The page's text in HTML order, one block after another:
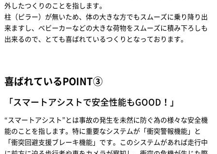
外したつくりのことを指します。
柱（ピラー）が無いため、体の大きな方でもスムーズに乗り降り出
来ますし、ベビーカーなどの大きな荷物をスムーズに積み下ろしも
出来るので、とても喜ばれているつくりとなっております。
喜ばれているPOINT③
「スマートアシストで安全性能もGOOD！」
“スマートアシスト”とは事故の発生を未然に防ぐ為の様々な安全機
能のことを指します。特に重要なシステムが「衝突警報機能」と
「衝突回避支援ブレーキ機能」です。このシステムがあれば走行中